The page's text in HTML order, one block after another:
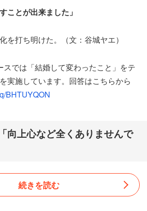
ことが出来ました」
を打ち明けた。（文：谷城ヤエ）
スでは「結婚して変わったこと」をテ
実施しています。回答はこちらから
BHTUYQON
向上心など全くありませんで
続きを読む